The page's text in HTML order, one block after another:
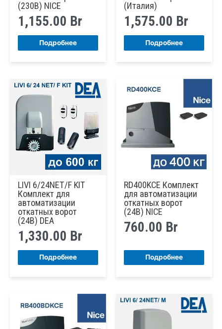
(230В) NICE
1,155.00 Br
Подробнее
(Италия)
1,575.00 Br
Подробнее
LIVI 6/24NET/F KIT
Комплект для
автоматизации
откатных ворот
(24В) DEA
1,330.00 Br
Подробнее
RD400KCE Комплект
для автоматизации
откатных ворот
(24В) NICE
760.00 Br
Подробнее